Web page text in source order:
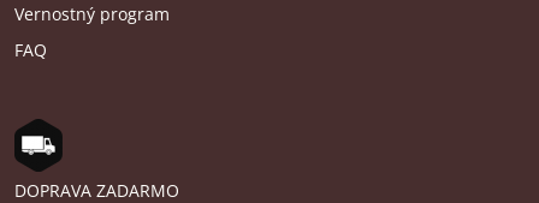
Vernostný program
FAQ
DOPRAVA ZADARMO